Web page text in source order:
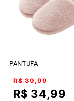
PANTUFA
Preço
normal
R$ 39,99
Preço
R$ 34,99